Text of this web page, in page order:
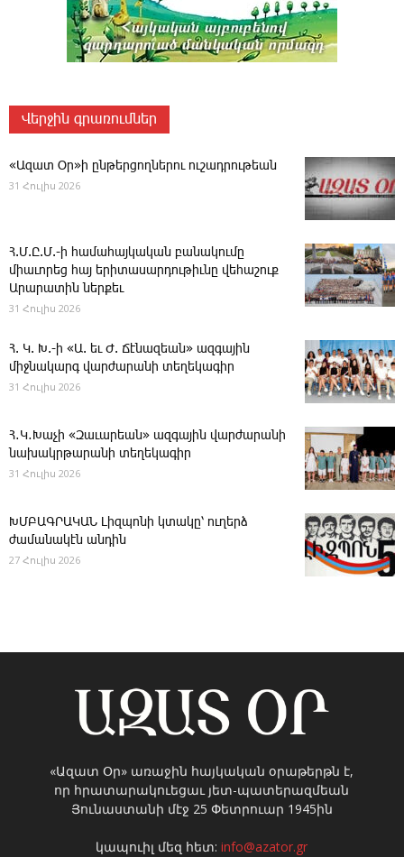
Վերջին գրառումներ
«Ազատ Օր»ի ընթերցողներու ուշադրութեան
31 Հուլիս 2026
Հ.Մ.Ը.Մ.-ի համահայկական բանակումը
միաւորեց հայ երիտասարդութիւնը վեհաշուք
Արարատին ներքեւ
31 Հուլիս 2026
Հ. Կ. Խ.-ի «Ա. եւ Ժ. ­Ճէնազեան» ազգային
միջնակարգ վարժարանի տեղեկագիր
31 Հուլիս 2026
Հ․Կ․Խաչի «Զաւարեան» ազգային վարժարանի
նախակրթարանի տեղեկագիր
31 Հուլիս 2026
ԽՄԲԱԳՐԱԿԱՆ ­Լիզպոնի կտակը՝ ուղերձ
ժամանակէն անդին
27 Հուլիս 2026
«Ազատ Օր» առաջին հայկական օրաթերթն է,
որ հրատարակուեցաւ յետ-պատերազմեան
Յունաստանի մէջ 25 Փետրուար 1945ին
կապուիլ մեզ հետ:info@azator.gr